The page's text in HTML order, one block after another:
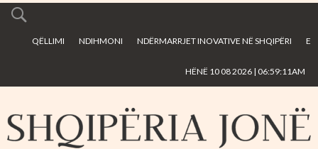
main
QËLLIMI NDIHMONI NDËRMARRJET INOVATIVE NË SHQIPËRI E
HËNË 10 08 2026 | 06:59:11AM